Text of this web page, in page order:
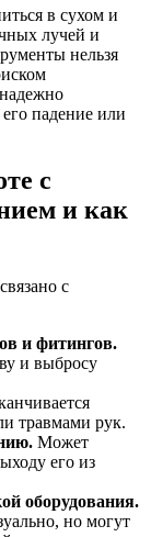
в сухом и
лучей и
нельзя
падение или
с
и как
с
и фитингов.
и выбросу
травмами рук.
Может
его из
оборудования.
но могут